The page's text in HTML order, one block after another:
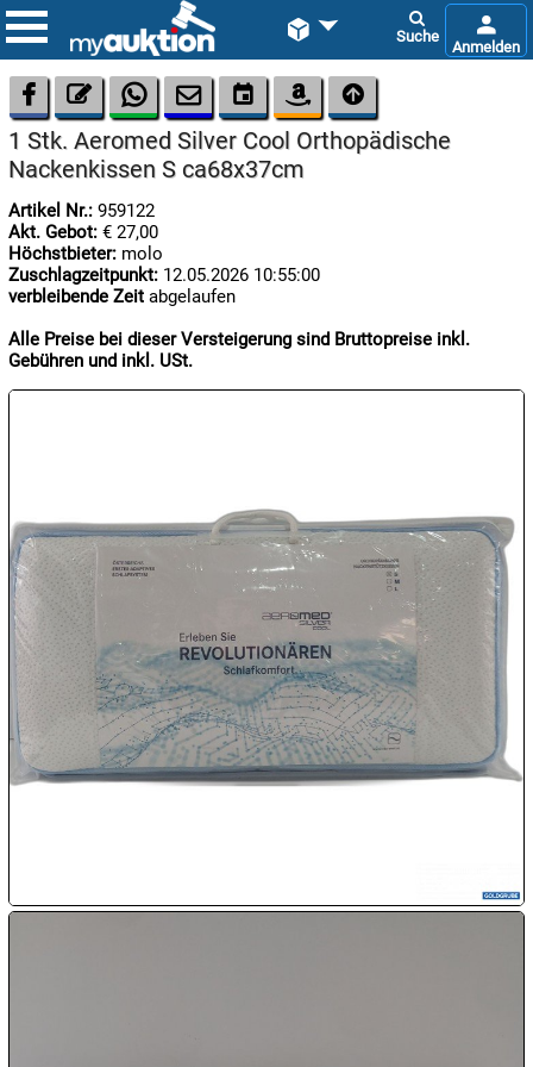
 
08.08:
1€
Megaabverkauf


09.08:
Chips
Blitzaktion
09.08:

09.08:
      
1 Stk. Aeromed Silver Cool Orthopädische
Nackenkissen S ca68x37cm
Artikel Nr.: 959122
Akt. Gebot: € 27,00
Höchstbieter: molo
Zuschlagzeitpunkt: 12.05.2026 10:55:00
verbleibende Zeit abgelaufen
Alle Preise bei dieser Versteigerung sind Bruttopreise inkl.
Gebühren und inkl. USt.